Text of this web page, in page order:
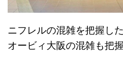
ニフレルの混雑を把握し
オービィ大阪の混雑も把